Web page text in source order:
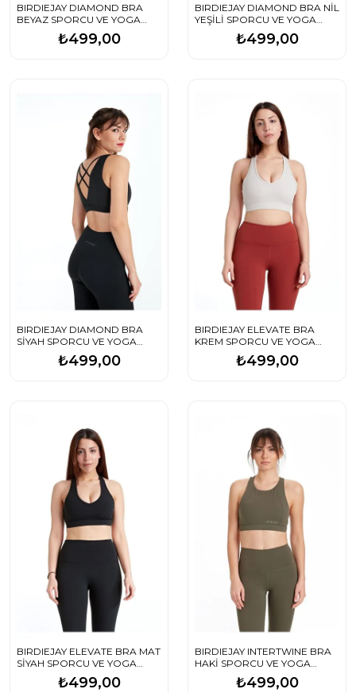
BIRDIEJAY DIAMOND BRA
BEYAZ SPORCU VE YOGA
₺499,00
BIRDIEJAY DIAMOND BRA NİL
YEŞİLİ SPORCU VE YOGA
₺499,00
BIRDIEJAY DIAMOND BRA
SİYAH SPORCU VE YOGA
₺499,00
BIRDIEJAY ELEVATE BRA
KREM SPORCU VE YOGA
₺499,00
BIRDIEJAY ELEVATE BRA MAT
SİYAH SPORCU VE YOGA
₺499,00
BIRDIEJAY INTERTWINE BRA
HAKİ SPORCU VE YOGA
₺499,00